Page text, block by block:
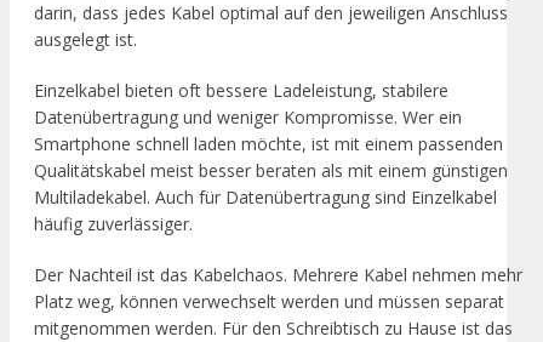
darin, dass jedes Kabel optimal auf den jeweiligen Anschluss
ausgelegt ist.
Einzelkabel bieten oft bessere Ladeleistung, stabilere
Datenübertragung und weniger Kompromisse. Wer ein
Smartphone schnell laden möchte, ist mit einem passenden
Qualitätskabel meist besser beraten als mit einem günstigen
Multiladekabel. Auch für Datenübertragung sind Einzelkabel
häufig zuverlässiger.
Der Nachteil ist das Kabelchaos. Mehrere Kabel nehmen mehr
Platz weg, können verwechselt werden und müssen separat
mitgenommen werden. Für den Schreibtisch zu Hause ist das